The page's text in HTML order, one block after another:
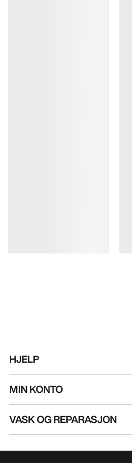
HJELP
MIN KONTO
VASK OG REPARASJON